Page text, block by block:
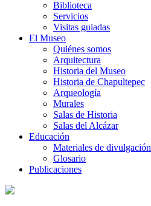
Biblioteca
Servicios
Visitas guiadas
El Museo
Quiénes somos
Arquitectura
Historia del Museo
Historia de Chapultepec
Arqueología
Murales
Salas de Historia
Salas del Alcázar
Educación
Materiales de divulgación
Glosario
Publicaciones